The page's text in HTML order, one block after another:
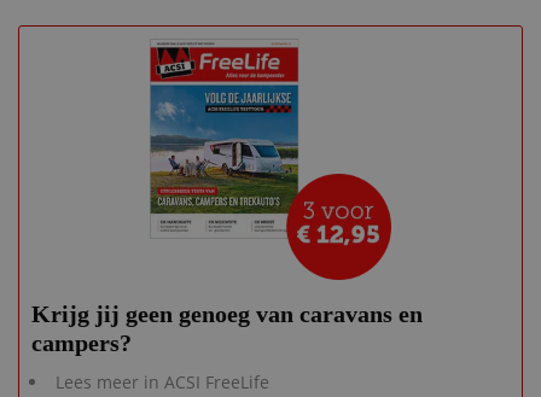
Krijg jij geen genoeg van caravans en
campers?
Lees meer in ACSI FreeLife